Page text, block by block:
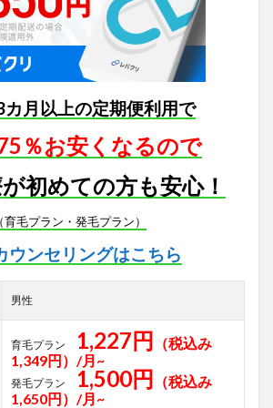
カ月以上の定期便利用で
％お安くなるので
初めての方も安心！
（育毛プラン・発毛プラン）
ウンセリングはこちら
男性
育毛プラン 1,227円 （税込み
1,349円）/月~
発毛プラン 1,500円 （税込み
1,650円）/月~